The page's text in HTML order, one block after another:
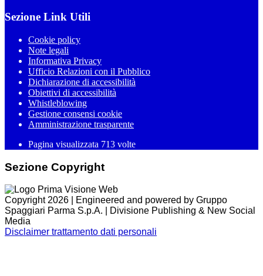
Sezione Link Utili
Cookie policy
Note legali
Informativa Privacy
Ufficio Relazioni con il Pubblico
Dichiarazione di accessibilità
Obiettivi di accessibilità
Whistleblowing
Gestione consensi cookie
Amministrazione trasparente
Pagina visualizzata 713 volte
Sezione Copyright
Copyright 2026 | Engineered and powered by Gruppo
Spaggiari Parma S.p.A. | Divisione Publishing & New Social
Media
Disclaimer trattamento dati personali